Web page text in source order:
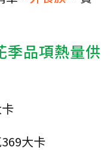
季品項熱量供
大卡